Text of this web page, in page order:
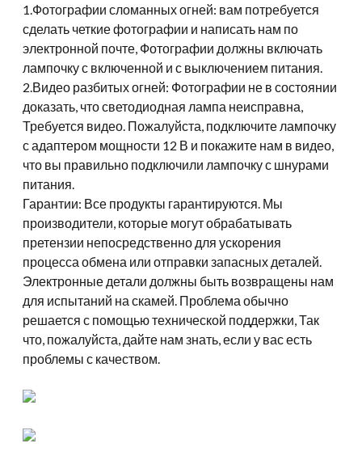
1.Фотографии сломанных огней: вам потребуется
сделать четкие фотографии и написать нам по
электронной почте, Фотографии должны включать
лампочку с включенной и с выключением питания.
2.Видео разбитых огней: Фотографии не в состоянии
доказать, что светодиодная лампа неисправна,
Требуется видео. Пожалуйста, подключите лампочку
с адаптером мощности 12 В и покажите нам в видео,
что вы правильно подключили лампочку с шнурами
питания.
Гарантии: Все продукты гарантируются. Мы
производители, которые могут обрабатывать
претензии непосредственно для ускорения
процесса обмена или отправки запасных деталей.
Электронные детали должны быть возвращены нам
для испытаний на скамей. Проблема обычно
решается с помощью технической поддержки, Так
что, пожалуйста, дайте нам знать, если у вас есть
проблемы с качеством.